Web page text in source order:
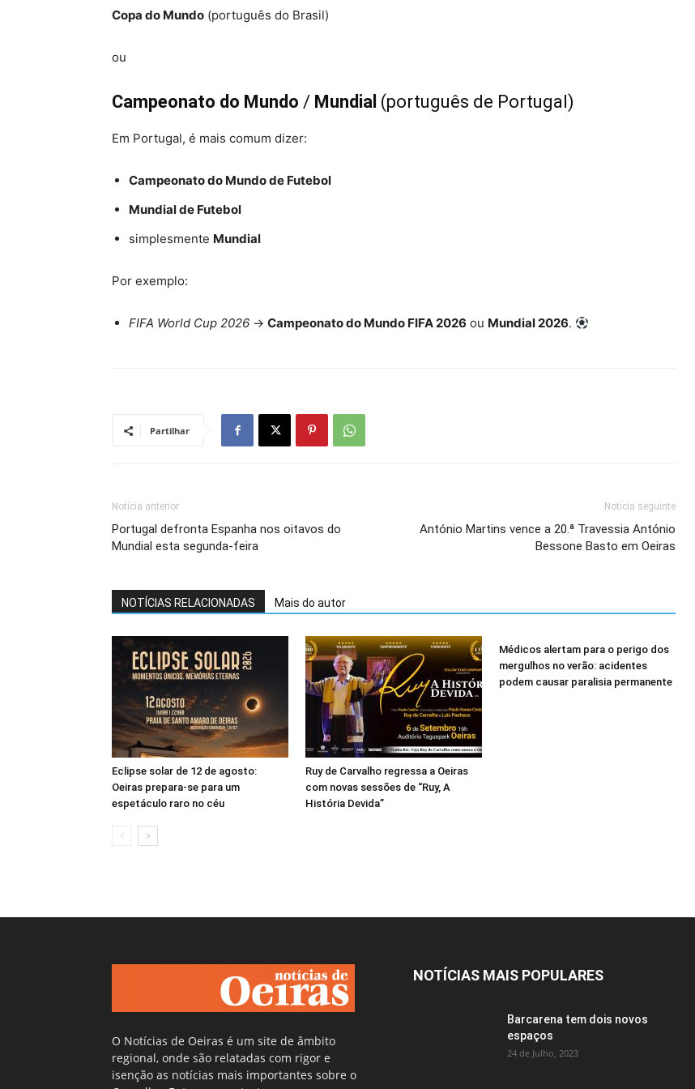
Copa do Mundo (português do Brasil)
ou
Campeonato do Mundo / Mundial (português de Portugal)
Em Portugal, é mais comum dizer:
Campeonato do Mundo de Futebol
Mundial de Futebol
simplesmente Mundial
Por exemplo:
FIFA World Cup 2026 → Campeonato do Mundo FIFA 2026 ou Mundial 2026.
Partilhar
Notícia anterior
Portugal defronta Espanha nos oitavos do
Mundial esta segunda-feira
Notícia seguinte
António Martins vence a 20.ª Travessia António
Bessone Basto em Oeiras
NOTÍCIAS RELACIONADAS Mais do autor
Eclipse solar de 12 de agosto:
Oeiras prepara-se para um
espetáculo raro no céu
Ruy de Carvalho regressa a Oeiras
com novas sessões de “Ruy, A
História Devida”
Médicos alertam para o perigo dos
mergulhos no verão: acidentes
podem causar paralisia permanente
O Notícias de Oeiras é um site de âmbito
regional, onde são relatadas com rigor e
isenção as notícias mais importantes sobre o
NOTÍCIAS MAIS POPULARES
Barcarena tem dois novos
espaços
24 de Julho, 2023